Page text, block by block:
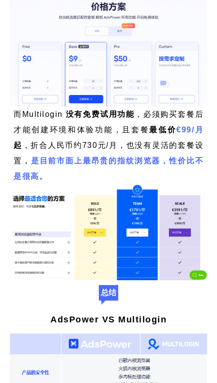
而Multilogin 没有免费试用功能 ，必须购买套餐后
才能创建环境和体验功能，且套餐最低价€99/月
起 ，折合人民币约730元/月，也没有灵活的套餐设
置， 是目前市面上最昂贵的指纹浏览器，性价比不
是很高。
总结
AdsPower VS Multilogin